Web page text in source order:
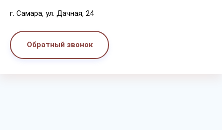
г. Самара, ул. Дачная, 24
Обратный звонок